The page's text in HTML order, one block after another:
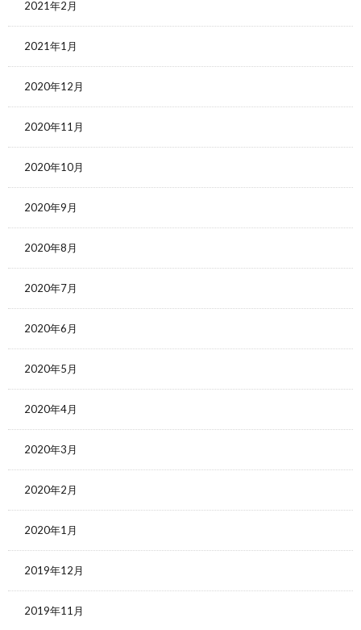
2021年2月
2021年1月
2020年12月
2020年11月
2020年10月
2020年9月
2020年8月
2020年7月
2020年6月
2020年5月
2020年4月
2020年3月
2020年2月
2020年1月
2019年12月
2019年11月